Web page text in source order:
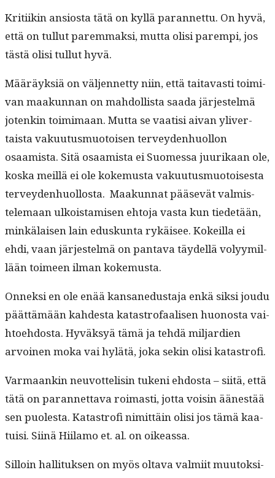
Kri­ti­ikin ansios­ta tätä on kyl­lä paran­net­tu. On hyvä,
että on tul­lut parem­mak­si, mut­ta olisi parem­pi, jos
tästä olisi tul­lut hyvä.
Määräyk­siä on väl­jen­net­ty niin, että taitavasti toimi­
van maakun­nan on mah­dol­lista saa­da jär­jestelmä
jotenkin toim­i­maan. Mut­ta se vaatisi aivan yliv­er­
taista vaku­u­tus­muo­toisen ter­vey­den­huol­lon
osaamista. Sitä osaamista ei Suomes­sa juurikaan ole,
kos­ka meil­lä ei ole koke­mus­ta vaku­u­tus­muo­tois­es­ta
ter­vey­den­huol­losta. Maakun­nat pää­sevät valmis­
tele­maan ulkois­tamisen ehto­ja vas­ta kun tiede­tään,
minkälaisen lain eduskun­ta rykäisee. Kokeil­la ei
ehdi, vaan jär­jestelmä on pan­ta­va täy­del­lä volyymil­
lään toimeen ilman kokemusta.
Onnek­si en ole enää kansane­dus­ta­ja enkä sik­si joudu
päät­tämään kahdes­ta katas­tro­faalisen huonos­ta vai­
h­toe­hdos­ta. Hyväksyä tämä ja tehdä mil­jar­di­en
arvoinen moka vai hylätä, joka sekin olisi katastrofi.
Var­maankin neu­vot­telisin tukeni ehdos­ta – siitä, että
tätä on paran­net­ta­va roimasti, jot­ta voisin äänestää
sen puoles­ta. Katas­trofi nimit­täin olisi jos tämä kaa­
tu­isi. Siinä Hiil­amo et. al. on oikeassa.
Sil­loin hal­li­tuk­sen on myös olta­va valmi­it muu­tok­si­